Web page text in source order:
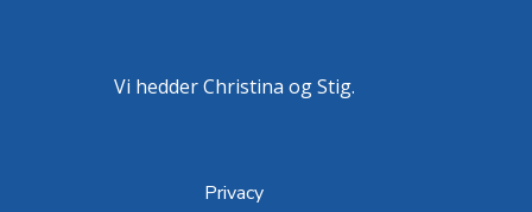
Vi hedder Christina og Stig.
Privacy